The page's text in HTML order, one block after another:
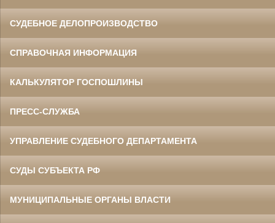
СУДЕБНОЕ ДЕЛОПРОИЗВОДСТВО
СПРАВОЧНАЯ ИНФОРМАЦИЯ
КАЛЬКУЛЯТОР ГОСПОШЛИНЫ
ПРЕСС-СЛУЖБА
УПРАВЛЕНИЕ СУДЕБНОГО ДЕПАРТАМЕНТА
СУДЫ СУБЪЕКТА РФ
МУНИЦИПАЛЬНЫЕ ОРГАНЫ ВЛАСТИ